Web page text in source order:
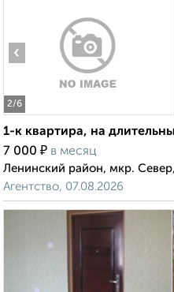
2/6
‹
1-к квартира, на
7 000 ₽ в месяц
Ленинский район, мкр.
Агентство, 07.08.2026